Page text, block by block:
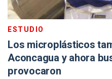
ESTUDIO
Los microplásticos
Aconcagua y ahora
provocaron